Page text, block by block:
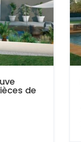
de